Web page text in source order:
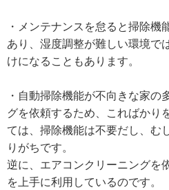
・メンテナンスを怠ると掃除機
あり、湿度調整が難しい環境で
けになることもあります。
・自動掃除機能が不向きな家
グを依頼するため、こればかり
ては、掃除機能は不要だし、む
りがちです。
逆に、エアコンクリーニングを
を上手に利用しているのです。